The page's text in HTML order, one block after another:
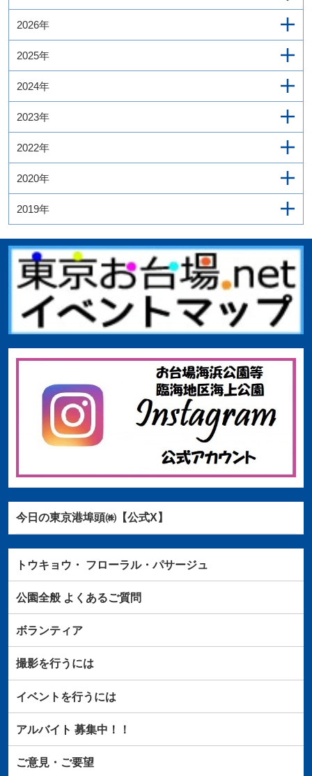
2026年
2025年
2024年
2023年
2022年
2020年
2019年
今日の東京港埠頭㈱【公式X】
トウキョウ・ フローラル・パサージュ
公園全般よくあるご質問
ボランティア
撮影を行うには
イベントを行うには
アルバイト 募集中！！
ご意見・ご要望